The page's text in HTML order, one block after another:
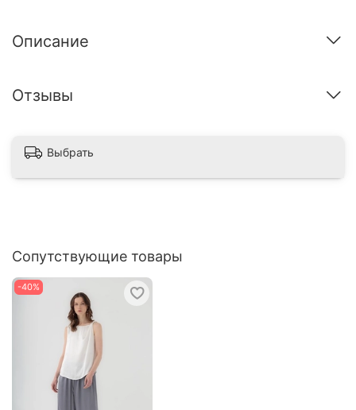
Описание
Отзывы
Выбрать
Сопутствующие товары
-40%